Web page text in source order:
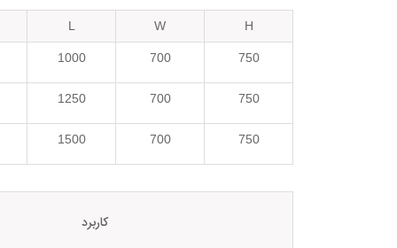
H
W
L
750
700
1000
750
700
1250
750
700
1500
کاربرد